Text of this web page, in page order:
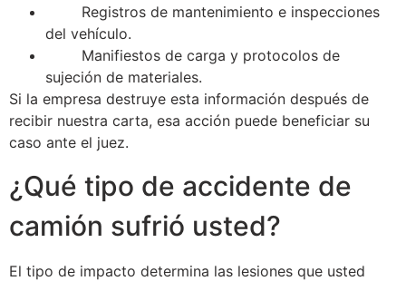
Registros de mantenimiento e inspecciones
del vehículo.
Manifiestos de carga y protocolos de
sujeción de materiales.
Si la empresa destruye esta información después de
recibir nuestra carta, esa acción puede beneficiar su
caso ante el juez.
¿Qué tipo de accidente de
camión sufrió usted?
El tipo de impacto determina las lesiones que usted